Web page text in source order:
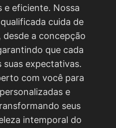
e eficiente. Nossa
cuida de
a concepção
que cada
expectativas.
com você para
e
seus
intemporal do